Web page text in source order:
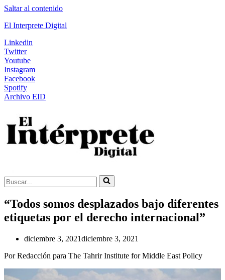
Saltar al contenido
El Interprete Digital
Linkedin
Twitter
Youtube
Instagram
Facebook
Spotify
Archivo EID
Buscar...
“Todos somos desplazados bajo diferentes
etiquetas por el derecho internacional”
diciembre 3, 2021diciembre 3, 2021
Por Redacción para The Tahrir Institute for Middle East Policy